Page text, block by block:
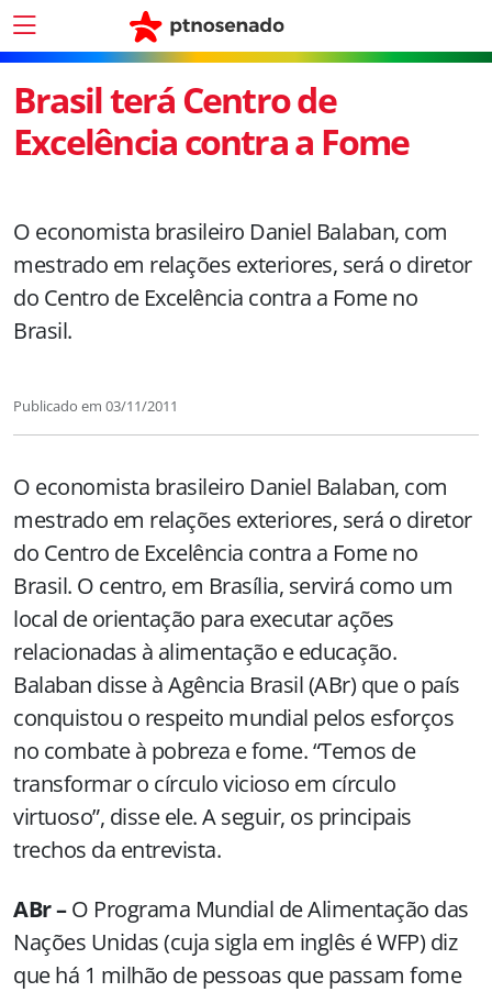
Brasil terá Centro de
Excelência contra a Fome
O economista brasileiro Daniel Balaban, com
mestrado em relações exteriores, será o diretor
do Centro de Excelência contra a Fome no
Brasil.
Publicado em 03/11/2011
O economista brasileiro Daniel Balaban, com
mestrado em relações exteriores, será o diretor
do Centro de Excelência contra a Fome no
Brasil. O centro, em Brasília, servirá como um
local de orientação para executar ações
relacionadas à alimentação e educação.
Balaban disse à Agência Brasil (ABr) que o país
conquistou o respeito mundial pelos esforços
no combate à pobreza e fome. “Temos de
transformar o círculo vicioso em círculo
virtuoso”, disse ele. A seguir, os principais
trechos da entrevista.
ABr –O Programa Mundial de Alimentação das
Nações Unidas (cuja sigla em inglês é WFP) diz
que há 1 milhão de pessoas que passam fome